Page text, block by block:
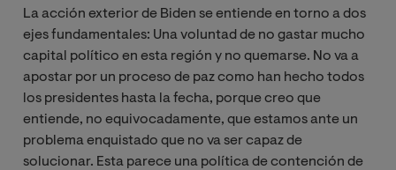
La acción exterior de Biden se entiende en torno a dos
ejes fundamentales: Una voluntad de no gastar mucho
capital político en esta región y no quemarse. No va a
apostar por un proceso de paz como han hecho todos
los presidentes hasta la fecha, porque creo que
entiende, no equivocadamente, que estamos ante un
problema enquistado que no va ser capaz de
solucionar. Esta parece una política de contención de